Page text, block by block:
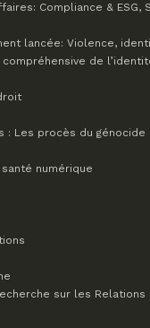
Compliance & ESG,
lancée: Violence,
de
: Les procès du génocide
numérique
sur les